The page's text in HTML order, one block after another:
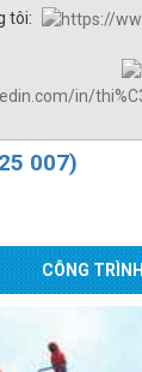
tôi:
007)
CÔNG TRÌNH